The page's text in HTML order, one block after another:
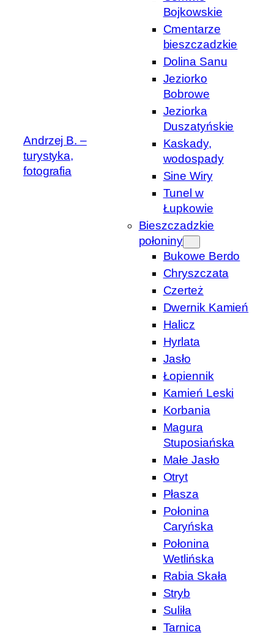
Andrzej B. –
turystyka,
fotografia
Bojkowskie
Cmentarze
bieszczadzkie
Dolina Sanu
Jeziorko
Bobrowe
Jeziorka
Duszatyńskie
Kaskady,
wodospady
Sine Wiry
Tunel w
Łupkowie
Bieszczadzkie
połoniny
Bukowe Berdo
Chryszczata
Czerteż
Dwernik Kamień
Halicz
Hyrlata
Jasło
Łopiennik
Kamień Leski
Korbania
Magura
Stuposiańska
Małe Jasło
Otryt
Płasza
Połonina
Caryńska
Połonina
Wetlińska
Rabia Skała
Stryb
Suliła
Tarnica